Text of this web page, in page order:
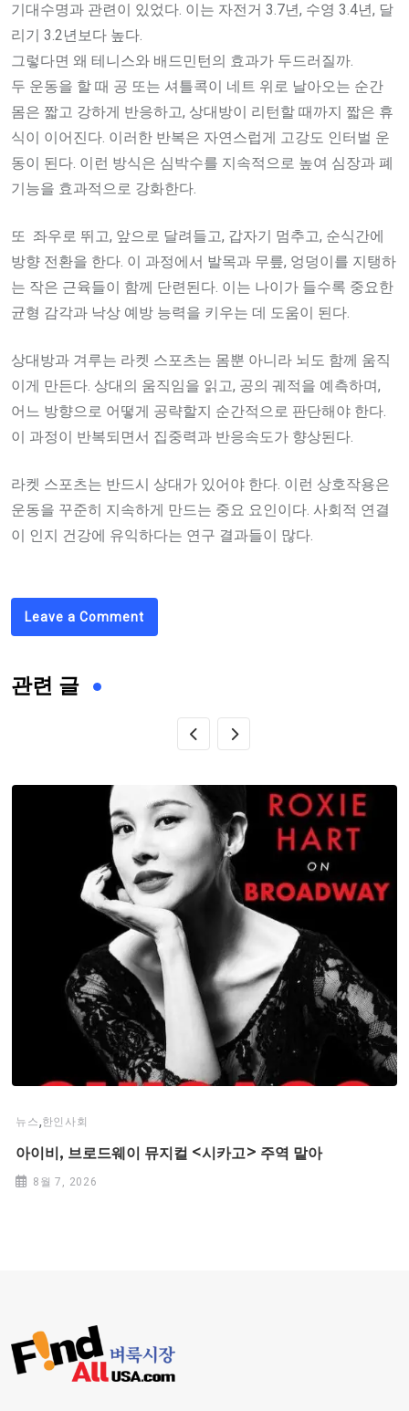
기대수명과 관련이 있었다. 이는 자전거 3.7년, 수영 3.4년, 달
리기 3.2년보다 높다.
그렇다면 왜 테니스와 배드민턴의 효과가 두드러질까.
두 운동을 할 때 공 또는 셔틀콕이 네트 위로 날아오는 순간
몸은 짧고 강하게 반응하고, 상대방이 리턴할 때까지 짧은 휴
식이 이어진다. 이러한 반복은 자연스럽게 고강도 인터벌 운
동이 된다. 이런 방식은 심박수를 지속적으로 높여 심장과 폐
기능을 효과적으로 강화한다.
또 좌우로 뛰고, 앞으로 달려들고, 갑자기 멈추고, 순식간에
방향 전환을 한다. 이 과정에서 발목과 무릎, 엉덩이를 지탱하
는 작은 근육들이 함께 단련된다. 이는 나이가 들수록 중요한
균형 감각과 낙상 예방 능력을 키우는 데 도움이 된다.
상대방과 겨루는 라켓 스포츠는 몸뿐 아니라 뇌도 함께 움직
이게 만든다. 상대의 움직임을 읽고, 공의 궤적을 예측하며,
어느 방향으로 어떻게 공략할지 순간적으로 판단해야 한다.
이 과정이 반복되면서 집중력과 반응속도가 향상된다.
라켓 스포츠는 반드시 상대가 있어야 한다. 이런 상호작용은
운동을 꾸준히 지속하게 만드는 중요 요인이다. 사회적 연결
이 인지 건강에 유익하다는 연구 결과들이 많다.
Leave a Comment
관련 글
뉴스,한인사회
아이비, 브로드웨이 뮤지컬 <시카고> 주역 맡아
8월 7, 2026